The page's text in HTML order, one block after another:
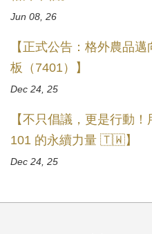
Jun 08, 26
【正式公告：格外農品
板（7401）】
Dec 24, 25
【不只倡議，更是行動
101 的永續力量 🇹🇼】
Dec 24, 25